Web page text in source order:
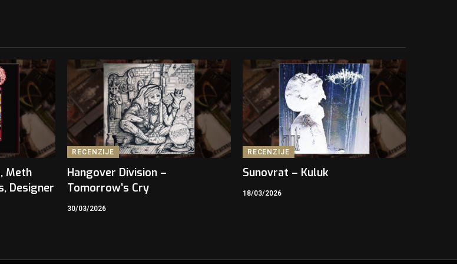
Meth
Designer
RECENZIJE
Hangover Division –
Tomorrow’s Cry
30/03/2026
RECENZIJE
Sunovrat – Kuluk
18/03/2026